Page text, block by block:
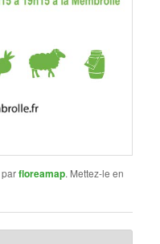
parfloreamap. Mettez-le en